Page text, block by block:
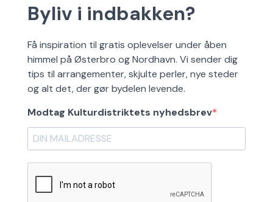
Byliv i indbakken?
Få inspiration til gratis oplevelser under åben
himmel på Østerbro og Nordhavn. Vi sender dig
tips til arrangementer, skjulte perler, nye steder
og alt det, der gør bydelen levende.
Modtag Kulturdistriktets nyhedsbrev